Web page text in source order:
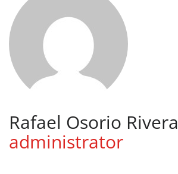
Rafael Osorio Rivera
administrator